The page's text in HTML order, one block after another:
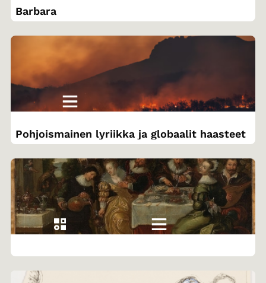
Barbara
Pohjoismainen lyriikka ja globaalit haasteet